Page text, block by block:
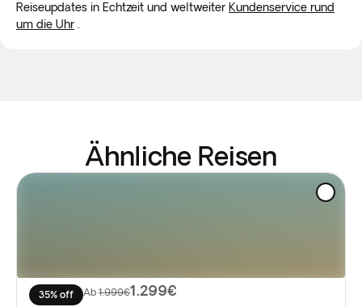
Reiseupdates in Echtzeit und weltweiter Kundenservice rund
um die Uhr
Ähnliche Reisen
35% off Ab 1.999€1.299€